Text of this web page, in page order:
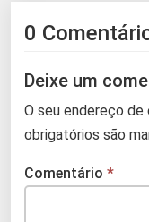
0
Deixe um
O seu endereço de
obrigatórios são
Comentário *